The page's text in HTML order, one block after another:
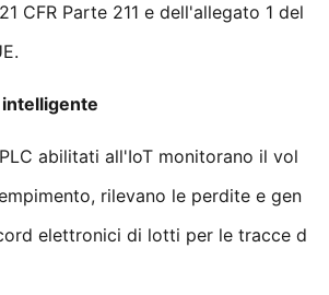
CFR Parte 211 e dell'allegato 1 del
abilitati all'IoT monitorano il vol
rilevano le perdite e gen
elettronici di lotti per le tracce d